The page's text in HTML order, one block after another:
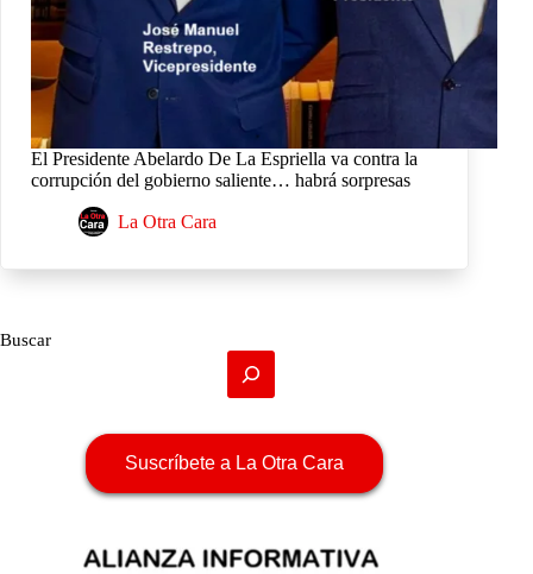
El Presidente Abelardo De La Espriella va contra la
corrupción del gobierno saliente… habrá sorpresas
La Otra Cara
Buscar
Suscríbete a La Otra Cara